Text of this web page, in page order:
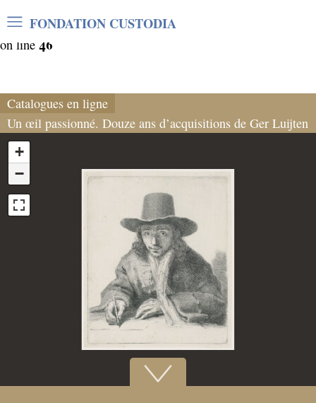
Warning: Undefined array key "var_mode" in
/home/clients/06cf3fb6db0bf3383064f508e4e3b220/
on line 46
FONDATION CUSTODIA
Catalogues en ligne
Un œil passionné. Douze ans d’acquisitions de Ger Luijten
+
−